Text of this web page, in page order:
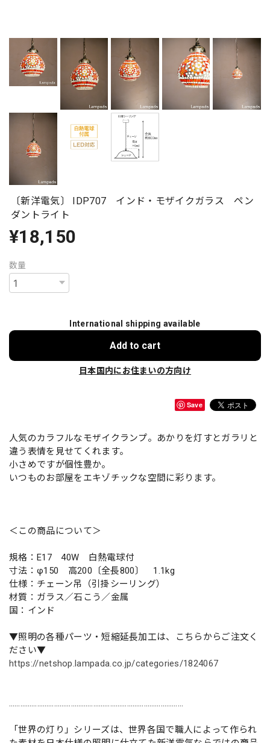
〔新洋電気〕 IDP707 インド・モザイクガラス ペン
ダントライト
¥18,150
数量
International shipping available
Add to cart
日本国内にお住まいの方向け
Save
人気のカラフルなモザイクランプ。あかりを灯すとガラリと
違う表情を見せてくれます。
小さめですが個性豊か。
いつものお部屋をエキゾチックな空間に彩ります。
＜この商品について＞
規格：E17 40W 白熱電球付
寸法：φ150 高200〔全長800〕 1.1kg
仕様：チェーン吊（引掛シーリング）
材質：ガラス／石こう／金属
国：インド
▼照明の各種パーツ・短縮延長加工は、こちらからご注文く
ださい▼
https://netshop.lampada.co.jp/categories/1824067
…………………………………………………………………………………
「世界の灯り」シリーズは、世界各国で職人によって作られ